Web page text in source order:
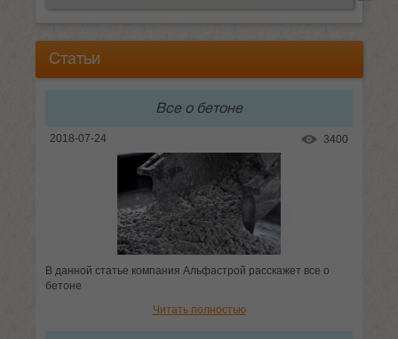
Статьи
Все о бетоне
2018-07-24 3400
В данной статье компания Альфастрой расскажет все о
бетоне
Читать полностью